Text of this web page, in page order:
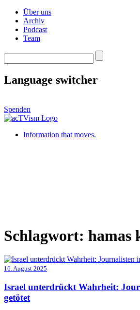
Über uns
Archiv
Podcast
Team
Language switcher
Spenden
Information that moves.
Schlagwort: hamas
16. August 2025
Israel unterdrückt Wahrheit:
getötet